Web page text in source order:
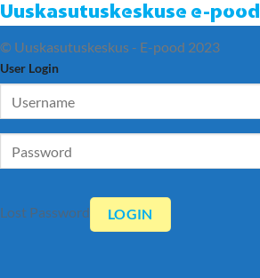
Uuskasutuskeskuse e-pood
© Uuskasutuskeskus - E-pood 2023
User Login
Lost Password